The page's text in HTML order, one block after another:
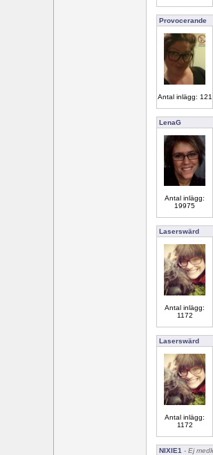
Provocerande
Antal inlägg: 121
LenaG
Antal inlägg:
19975
Laserswärd
Antal inlägg:
1172
Laserswärd
Antal inlägg:
1172
NIXIE1 - Ej